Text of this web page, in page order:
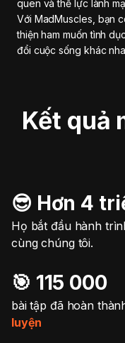
quen và thể lực lành
Với MadMuscles, bạn
thiện ham muốn tình
đổi cuộc sống khác
Kết quả
😎 Hơn 4
Họ bắt đầu hành
cùng chúng tôi.
🎯️ 115 000
bài tập đã hoàn
luyện